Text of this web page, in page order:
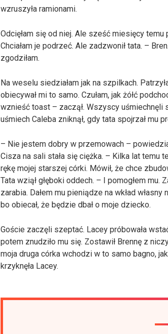
wzruszyła ramionami.
Odcięłam się od niej. Ale sześć miesięcy
Chciałam je podrzeć. Ale zadzwonił tata. –
zgodziłam.
Na weselu siedziałam jak na szpilkach.
obiecywał mi to samo. Czułam, jak żółć
wznieść toast – zaczął. Wszyscy
uśmiech Caleba zniknął, gdy tata spojrzał mu
– Nie jestem dobry w przemowach –
Cisza na sali stała się ciężka. – Kilka lat temu
rękę mojej starszej córki. Mówił, że chce
Tata wziął głęboki oddech. – I pomogłem mu.
zarabia. Dałem mu pieniądze na wkład
bo obiecał, że będzie dbał o moje dziecko.
Goście zaczęli szeptać. Lacey próbowała
potem znudziło mu się. Zostawił Brennę z
moja druga córka wchodzi w to samo bagno,
krzyknęła Lacey.